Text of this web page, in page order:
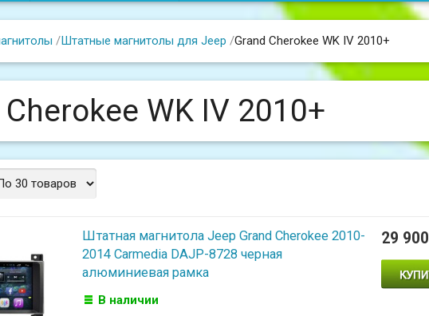
/Штатные магнитолы для Jeep /Grand Cherokee WK IV 2010+
WK IV 2010+
Штатная магнитола Jeep Grand Cherokee 2010-
2014 Carmedia DAJP-8728 черная
алюминиевая рамка
В наличии
29 900